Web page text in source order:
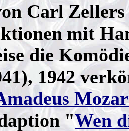
Carl
mit
die
1942
"Wen